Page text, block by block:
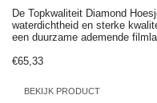
De Topkwaliteit Diamond
waterdichtheid en sterke
een duurzame ademende
€65,33
BEKIJK PRODUCT